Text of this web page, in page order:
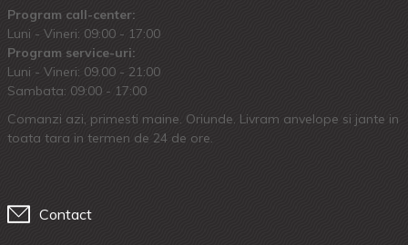
Program call-center:
Luni - Vineri: 09:00 - 17:00
Program service-uri:
Luni - Vineri: 09.00 - 21:00
Sambata: 09:00 - 17:00
Comanzi azi, primesti maine. Oriunde. Livram anvelope si jante in
toata tara in termen de 24 de ore.
Contact